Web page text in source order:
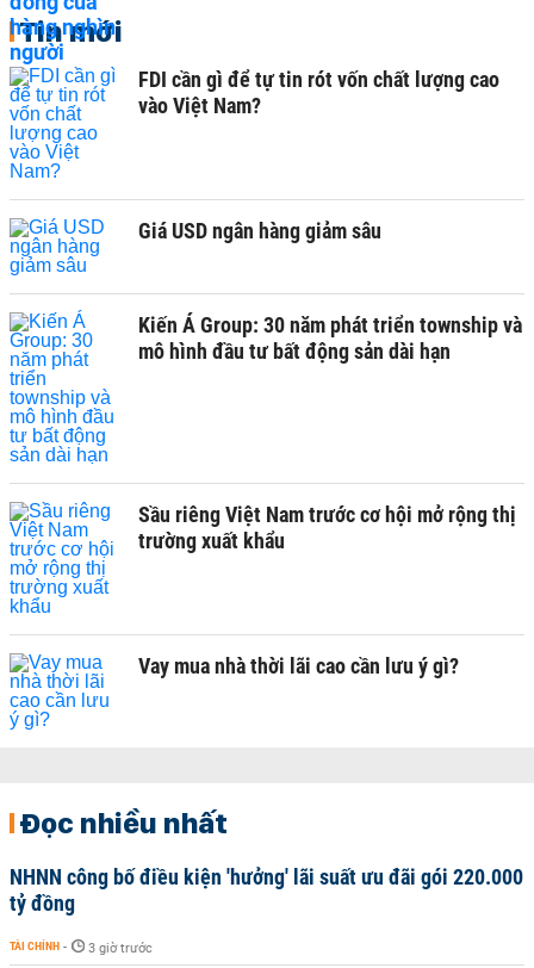
Tin mới
FDI cần gì để tự tin rót vốn chất lượng cao
vào Việt Nam?
Giá USD ngân hàng giảm sâu
Kiến Á Group: 30 năm phát triển township và
mô hình đầu tư bất động sản dài hạn
Sầu riêng Việt Nam trước cơ hội mở rộng thị
trường xuất khẩu
Vay mua nhà thời lãi cao cần lưu ý gì?
Đọc nhiều nhất
NHNN công bố điều kiện 'hưởng' lãi suất ưu đãi gói 220.000
tỷ đồng
TÀI CHÍNH - 3 giờ trước